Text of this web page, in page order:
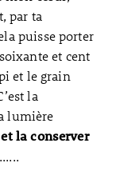
par ta
puisse porter
et cent
et le grain
la
lumière
la conserver